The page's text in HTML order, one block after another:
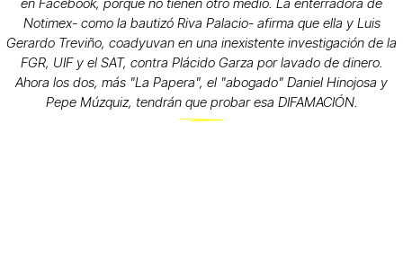
en Facebook, porque no tienen otro medio. La enterradora de
Notimex- como la bautizó Riva Palacio- afirma que ella y Luis
Gerardo Treviño, coadyuvan en una inexistente investigación de la
FGR, UIF y el SAT, contra Plácido Garza por lavado de dinero.
Ahora los dos, más "La Papera", el "abogado" Daniel Hinojosa y
Pepe Múzquiz, tendrán que probar esa DIFAMACIÓN.